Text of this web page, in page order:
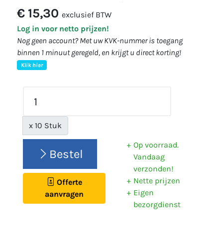
€ 15,30 exclusief BTW
Log in voor netto prijzen!
Nog geen account? Met uw KVK-nummer is toegang
binnen 1 minuut geregeld, en krijgt u direct korting!
Klik hier
x 10 Stuk
Bestel
Offerte
aanvragen
Op voorraad.
Vandaag
verzonden!
Nette prijzen
Eigen
bezorgdienst